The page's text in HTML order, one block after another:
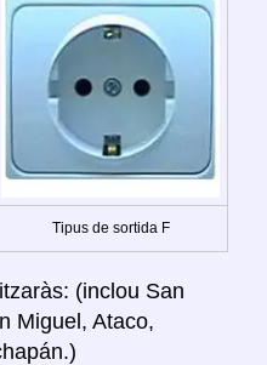
Tipus de sortida F
(inclou San
Miguel, Ataco,